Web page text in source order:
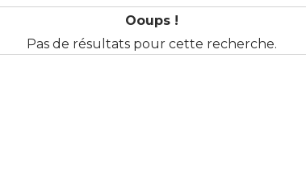
Ooups !
Pas de résultats pour cette recherche.